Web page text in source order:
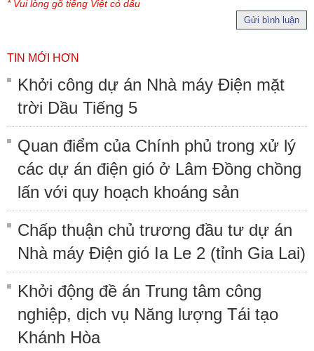
* Vui lòng gõ tiếng Việt có dấu
Gửi bình luận
TIN MỚI HƠN
Khởi công dự án Nhà máy Điện mặt
trời Dầu Tiếng 5
Quan điểm của Chính phủ trong xử lý
các dự án điện gió ở Lâm Đồng chồng
lấn với quy hoạch khoáng sản
Chấp thuận chủ trương đầu tư dự án
Nhà máy Điện gió Ia Le 2 (tỉnh Gia Lai)
Khởi động đề án Trung tâm công
nghiệp, dịch vụ Năng lượng Tái tạo
Khánh Hòa